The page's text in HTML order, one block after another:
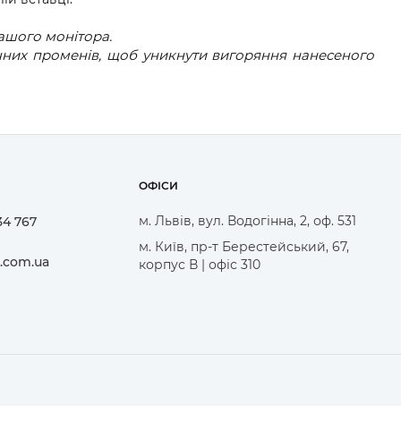
монітора.
променів, щоб уникнути вигоряння нанесеного
767
ОФІСИ
м. Львів, вул. Водогінна, 2, оф. 531
м. Київ, пр-т Берестейський, 67,
корпус В | офіс 310